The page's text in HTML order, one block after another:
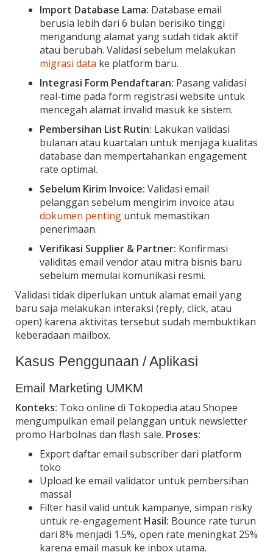
Import Database Lama: Database email
berusia lebih dari 6 bulan berisiko tinggi
mengandung alamat yang sudah tidak aktif
atau berubah. Validasi sebelum melakukan
migrasi data ke platform baru.
Integrasi Form Pendaftaran: Pasang validasi
real-time pada form registrasi website untuk
mencegah alamat invalid masuk ke sistem.
Pembersihan List Rutin: Lakukan validasi
bulanan atau kuartalan untuk menjaga kualitas
database dan mempertahankan engagement
rate optimal.
Sebelum Kirim Invoice: Validasi email
pelanggan sebelum mengirim invoice atau
dokumen penting untuk memastikan
penerimaan.
Verifikasi Supplier & Partner: Konfirmasi
validitas email vendor atau mitra bisnis baru
sebelum memulai komunikasi resmi.
Validasi tidak diperlukan untuk alamat email yang
baru saja melakukan interaksi (reply, click, atau
open) karena aktivitas tersebut sudah membuktikan
keberadaan mailbox.
Kasus Penggunaan / Aplikasi
Email Marketing UMKM
Konteks: Toko online di Tokopedia atau Shopee
mengumpulkan email pelanggan untuk newsletter
promo Harbolnas dan flash sale. Proses:
Export daftar email subscriber dari platform
toko
Upload ke email validator untuk pembersihan
massal
Filter hasil valid untuk kampanye, simpan risky
untuk re-engagement Hasil: Bounce rate turun
dari 8% menjadi 1.5%, open rate meningkat 25%
karena email masuk ke inbox utama.